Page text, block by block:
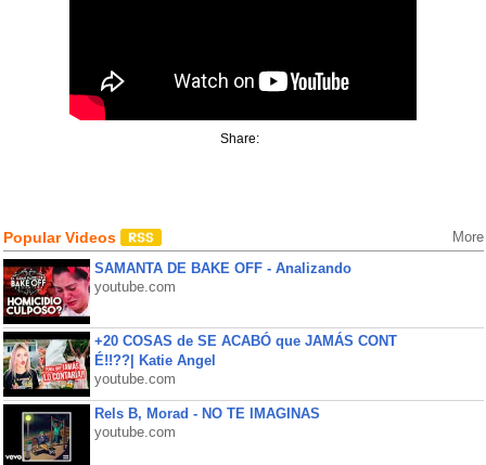
Share:
Popular Videos More
SAMANTA DE BAKE OFF - Analizando
youtube.com
+20 COSAS de SE ACABÓ que JAMÁS CONT
É!!??| Katie Angel
youtube.com
Rels B, Morad - NO TE IMAGINAS
youtube.com